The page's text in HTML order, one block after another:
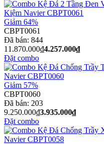
Giảm 64%
CBPT0061
Đã bán: 844
11.870.000₫4.257.000₫
Đặt combo
Giảm 57%
CBPT0060
Đã bán: 203
9.250.000₫3.935.000₫
Đặt combo